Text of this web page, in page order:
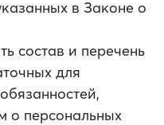
в Законе о
состав и перечень
для
о персональных